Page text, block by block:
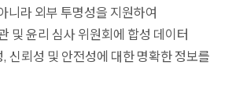
니라 외부 투명성을 지원하여
및 윤리 심사 위원회에 합성 데이터
신뢰성 및 안전성에 대한 명확한 정보를